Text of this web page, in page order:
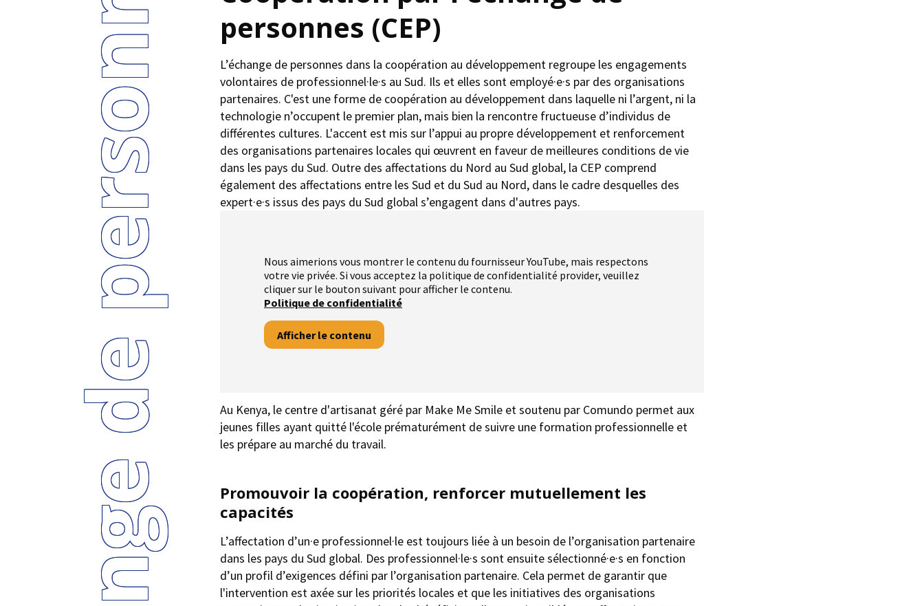
personnes (CEP)
L’échange de personnes dans la coopération au développement regroupe les engagements
volontaires de professionnel·le·s au Sud. Ils et elles sont employé·e·s par des organisations
partenaires. C'est une forme de coopération au développement dans laquelle ni l’argent, ni la
technologie n’occupent le premier plan, mais bien la rencontre fructueuse d’individus de
différentes cultures. L'accent est mis sur l’appui au propre développement et renforcement
des organisations partenaires locales qui œuvrent en faveur de meilleures conditions de vie
dans les pays du Sud. Outre des affectations du Nord au Sud global, la CEP comprend
également des affectations entre les Sud et du Sud au Nord, dans le cadre desquelles des
expert·e·s issus des pays du Sud global s’engagent dans d'autres pays.
Nous aimerions vous montrer le contenu du fournisseur YouTube, mais respectons
votre vie privée. Si vous acceptez la politique de confidentialité provider, veuillez
cliquer sur le bouton suivant pour afficher le contenu.
Politique de confidentialité
Afficher le contenu
Au Kenya, le centre d'artisanat géré par Make Me Smile et soutenu par Comundo permet aux
jeunes filles ayant quitté l'école prématurément de suivre une formation professionnelle et
les prépare au marché du travail.
Promouvoir la coopération, renforcer mutuellement les
capacités
L’affectation d’un·e professionnel·le est toujours liée à un besoin de l’organisation partenaire
dans les pays du Sud global. Des professionnel·le·s sont ensuite sélectionné·e·s en fonction
d’un profil d’exigences défini par l’organisation partenaire. Cela permet de garantir que
l'intervention est axée sur les priorités locales et que les initiatives des organisations